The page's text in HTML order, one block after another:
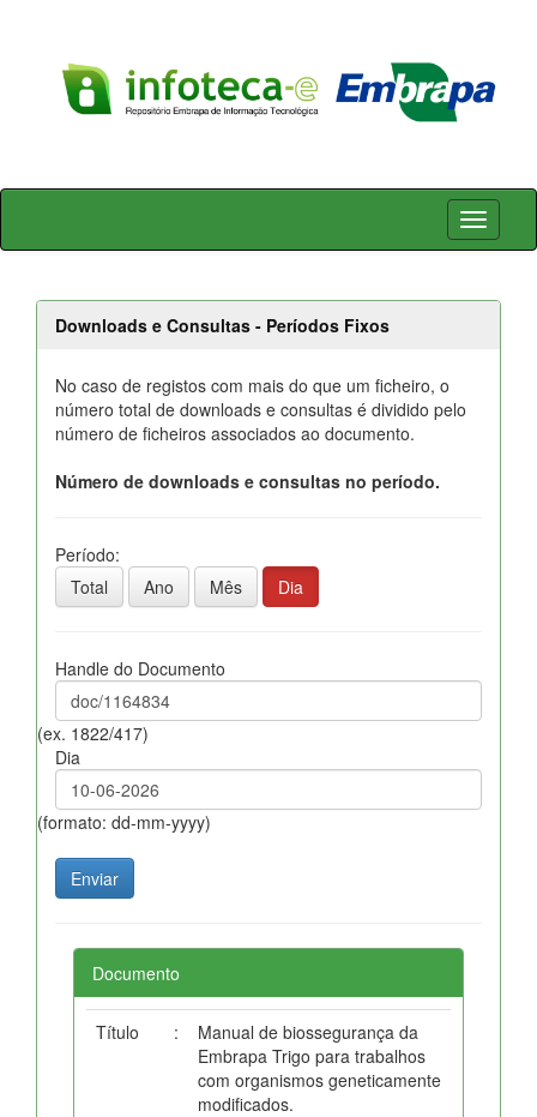
Skip
Downloads e Consultas - Períodos Fixos
No caso de registos com mais do que um ficheiro, o
número total de downloads e consultas é dividido pelo
número de ficheiros associados ao documento.
Número de downloads e consultas no período.
Período:
Total
Ano Mês Dia
Handle do Documento
(ex. 1822/417)
Dia
(formato: dd-mm-yyyy)
Documento
Título :
Manual de biossegurança da
Embrapa Trigo para trabalhos
com organismos geneticamente
modificados.